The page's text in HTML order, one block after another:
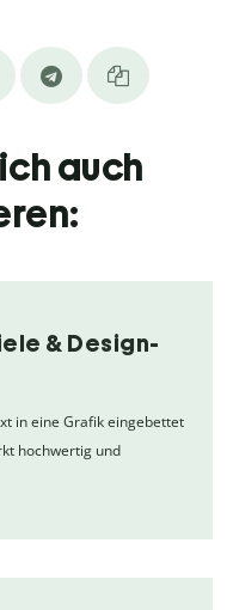
auch
& Design-
in eine Grafik eingebettet
hochwertig und